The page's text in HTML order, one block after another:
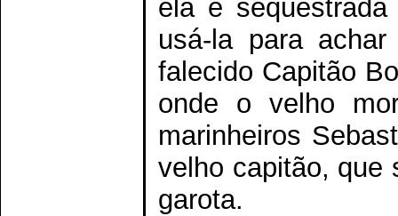
ela é
usá-la para
falecido Capitão
onde o velho
marinheiros
velho capitão, que
garota.